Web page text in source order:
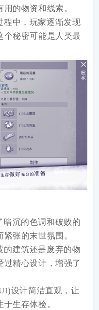
的物资和线索。
程中，玩家逐渐发现
个秘密可能是人类最
暗沉的色调和破败的
张的末世氛围。
的建筑还是废弃的物
过精心设计，增强了
设计简洁直观，让
生存体验。